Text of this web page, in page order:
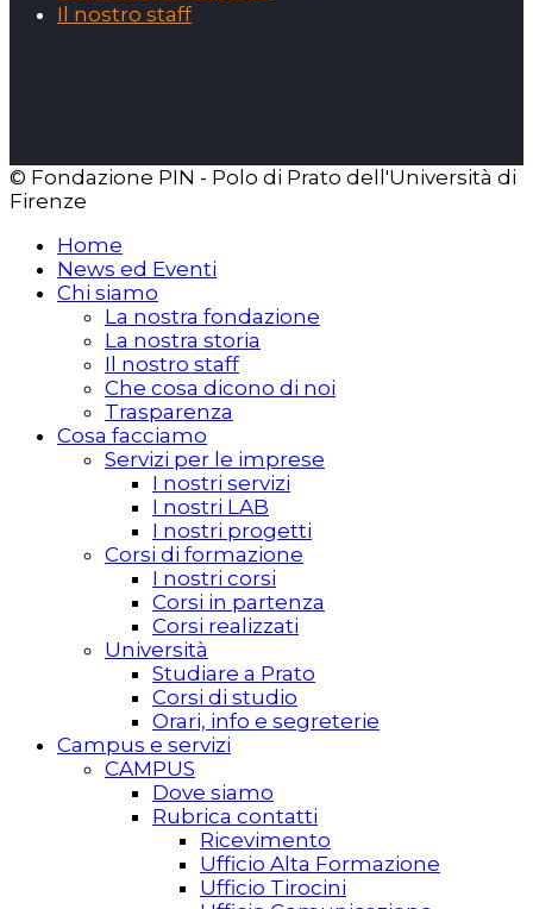
Il nostro staff
© Fondazione PIN - Polo di Prato dell'Università di
Firenze
Home
News ed Eventi
Chi siamo
La nostra fondazione
La nostra storia
Il nostro staff
Che cosa dicono di noi
Trasparenza
Cosa facciamo
Servizi per le imprese
I nostri servizi
I nostri LAB
I nostri progetti
Corsi di formazione
I nostri corsi
Corsi in partenza
Corsi realizzati
Università
Studiare a Prato
Corsi di studio
Orari, info e segreterie
Campus e servizi
CAMPUS
Dove siamo
Rubrica contatti
Ricevimento
Ufficio Alta Formazione
Ufficio Tirocini